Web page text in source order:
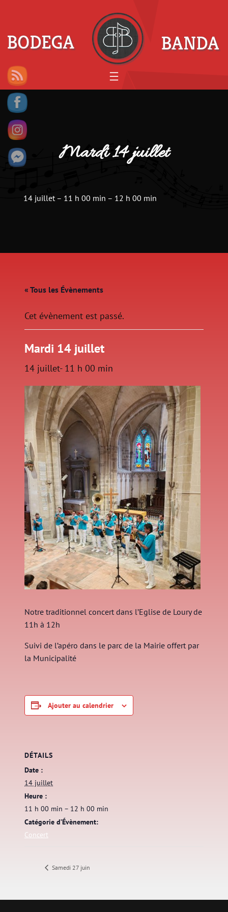
Mardi 14 juillet
14 juillet – 11 h 00 min – 12 h 00 min
« Tous les Évènements
Cet évènement est passé.
Mardi 14 juillet
14 juillet- 11 h 00 min
Notre traditionnel concert dans l’Eglise de Loury de
11h à 12h
Suivi de l’apéro dans le parc de la Mairie offert par
la Municipalité
Ajouter au calendrier
DÉTAILS
Date :
14 juillet
Heure :
11 h 00 min – 12 h 00 min
Catégorie d’Évènement:
Concert
Samedi 27 juin